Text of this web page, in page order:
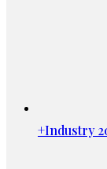
+Industry